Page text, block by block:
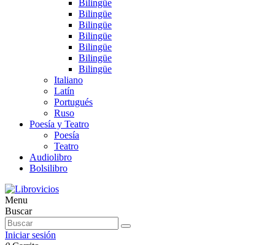
Bilingüe
Bilingüe
Bilingüe
Bilingüe
Bilingüe
Bilingüe
Bilingüe
Italiano
Latín
Portugués
Ruso
Poesía y Teatro
Poesía
Teatro
Audiolibro
Bolsilibro
Menu
Buscar
Iniciar sesión